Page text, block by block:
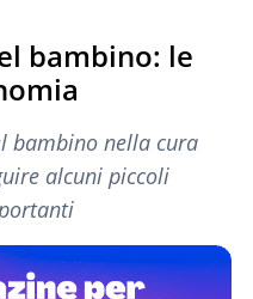
bambino: le
bambino nella cura
alcuni piccoli